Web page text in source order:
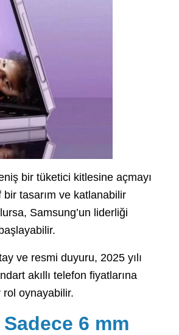
bir tüketici kitlesine açmayı
bir tasarım ve katlanabilir
Samsung’un liderliği
ve resmi duyuru, 2025 yılı
akıllı telefon fiyatlarına
rol oynayabilir.
Sadece 6 mm